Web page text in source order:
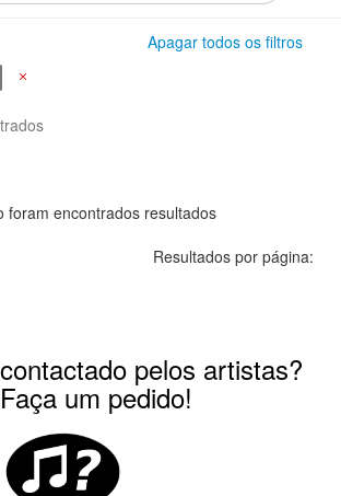
Apagar todos os filtros
foram encontrados resultados
Resultados por página:
pelos artistas?
Faça um pedido!